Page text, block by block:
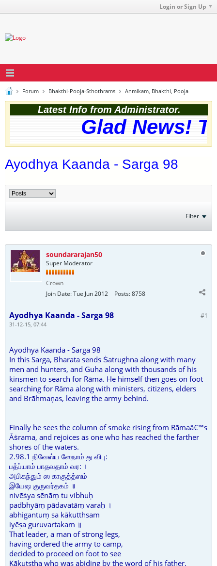
Login or Sign Up
Forum Bhakthi-Pooja-Sthothrams Anmikam, Bhakthi, Pooja
Latest Info from Administrator.
Glad News!
Ayodhya Kaanda - Sarga 98
Filter
soundararajan50
Super Moderator
Crown
Join Date:Tue Jun 2012 Posts:8758
#1
Ayodhya Kaanda - Sarga 98
31-12-15, 07:44
Ayodhya Kaanda - Sarga 98
In this Sarga, Bharata sends Ṡatrughna along with many
men and hunters, and Guha along with thousands of his
kinsmen to search for Rāma. He himself then goes on foot
searching for Rāma along with ministers, citizens, elders
and Brāhmaṇas, leaving the army behind.
Finally he sees the column of smoke rising from Rāmaâ€™s
Āṡrama, and rejoices as one who has reached the farther
shores of the waters.
2.98.1 நிவேஸ்ய ஸேநாம் து விபு:
பத்ப்யாம் பாதவதாம் வர: ।
அபிகந்தும் ஸ காகுத்த்ஸம்
இயேஷ குருவர்தகம் ॥
nivēṡya sēnāṃ tu vibhuḥ
padbhyāṃ pādavatāṃ varaḥ ।
abhigantuṃ sa kākutthsam
iyēṣa guruvartakam ॥
That leader, a man of strong legs,
having ordered the army to camp,
decided to proceed on foot to see
Kākutstha who was abiding by the word of his father.